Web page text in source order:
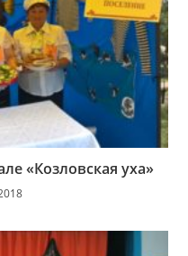
«Козловская уха»